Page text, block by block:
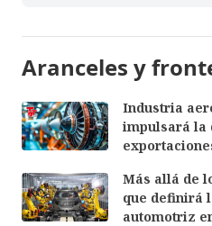
Aranceles y
Industria
impulsará la
Más allá de
que definirá
automotriz